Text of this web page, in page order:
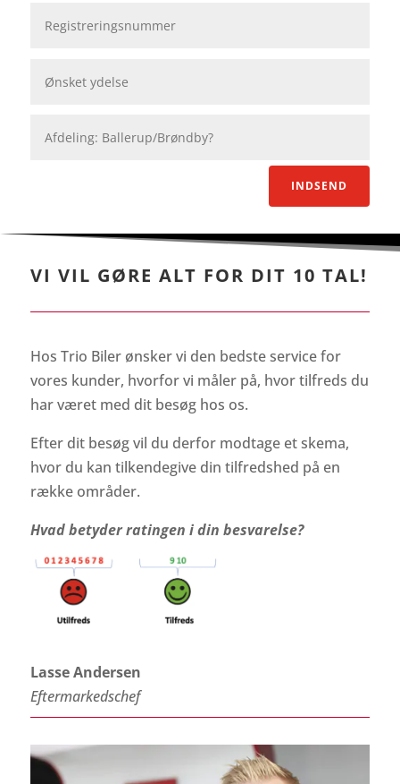
INDSEND
VI VIL GØRE ALT FOR DIT 10 TAL!
Hos Trio Biler ønsker vi den bedste service for
vores kunder, hvorfor vi måler på, hvor tilfreds du
har været med dit besøg hos os.
Efter dit besøg vil du derfor modtage et skema,
hvor du kan tilkendegive din tilfredshed på en
række områder.
Hvad betyder ratingen i din besvarelse?
Lasse Andersen
Eftermarkedschef